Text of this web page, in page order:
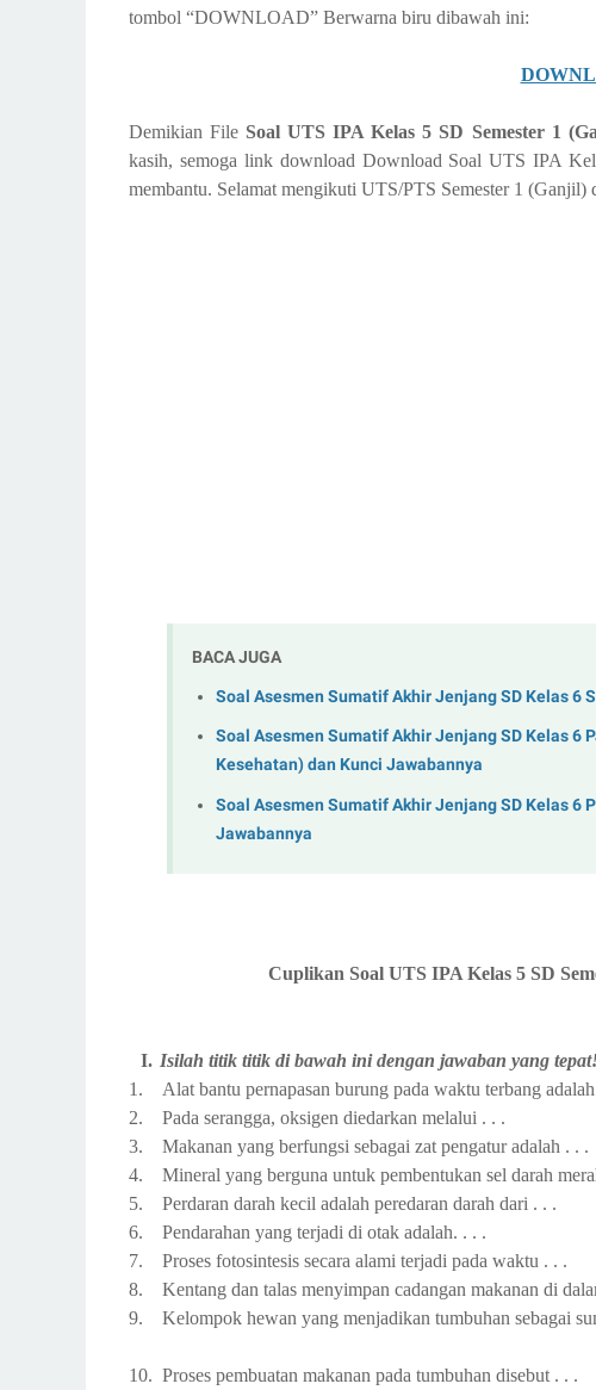
tombol “DOWNLOAD” Berwarna biru dibawah ini:
Demikian File Soal UTS IPA Kelas 5 SD Semester 1
kasih, semoga link download Download Soal UTS IPA
membantu. Selamat mengikuti UTS/PTS Semester 1 (Ganjil)
BACA JUGA
Soal Asesmen Sumatif Akhir Jenjang SD Kelas 6
Soal Asesmen Sumatif Akhir Jenjang SD Kelas 6
Kesehatan) dan Kunci Jawabannya
Soal Asesmen Sumatif Akhir Jenjang SD Kelas 6
Jawabannya
Cuplikan Soal UTS IPA Kelas 5 SD
I. Isilah titik titik di bawah ini dengan jawaban yang
1.
Alat bantu pernapasan burung pada waktu terbang
2.
Pada serangga, oksigen diedarkan melalui . . .
3.
Makanan yang berfungsi sebagai zat pengatur adalah . . .
4.
Mineral yang berguna untuk pembentukan sel darah
5.
Perdaran darah kecil adalah peredaran darah dari . . .
6.
Pendarahan yang terjadi di otak adalah. . . .
7.
Proses fotosintesis secara alami terjadi pada waktu . . .
8.
Kentang dan talas menyimpan cadangan makanan di
9.
Kelompok hewan yang menjadikan tumbuhan sebagai
10. Proses pembuatan makanan pada tumbuhan disebut . . .